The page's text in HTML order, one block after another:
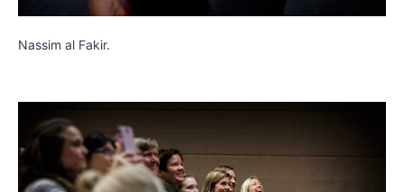
Nassim al Fakir.